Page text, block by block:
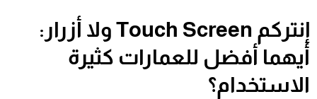
إنتركم Touch Screen ولا أزرار:
أيهما أفضل للعمارات كثيرة
الاستخدام؟